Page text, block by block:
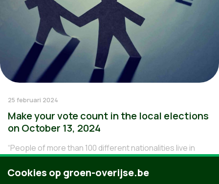
25 februari 2024
Make your vote count in the local elections
on October 13, 2024
“People of more than 100 different nationalities live in
Overijse, and we want to be...
Cookies op groen-overijse.be